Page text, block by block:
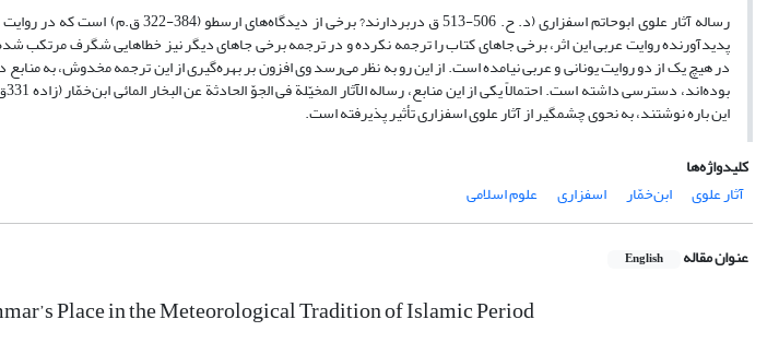
رساله آثار علوی ابوحاتم اسفزاری (د. ح. 506-513 ق
پدیدآورنده روایت عربی این اثر، برخی جاهای کتاب را ترجمه نکرده و در ترجمه برخی جاهای دیگر نیز خطاهایی شگرف مرتکب
در هیچ یک از دو روایت یونانی و عربی نیامده است. از این رو به نظر می‌رسد وی افزون بر بهره‌گیری از این ترجمه مخدوش، به
این باره نوشتند، به نحوی چشمگیر از آثار علوی اسفزاری تأثیر پذیرفته است.
کلیدواژه‌ها
آثار علوی
ابن‌خمّار اسفزاری علوم اسلامی
عنوان مقاله English
Place in the Meteorological Tradition of Islamic Period